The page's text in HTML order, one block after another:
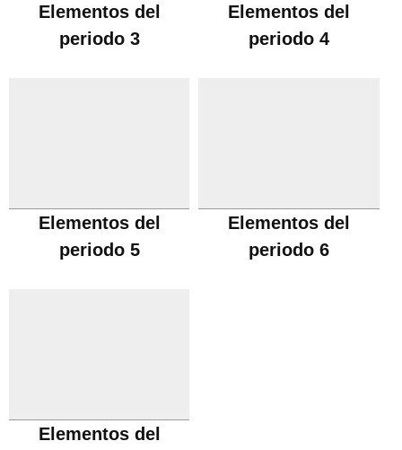
Elementos del
periodo 3
Elementos del
periodo 4
Elementos del
periodo 5
Elementos del
periodo 6
Elementos del